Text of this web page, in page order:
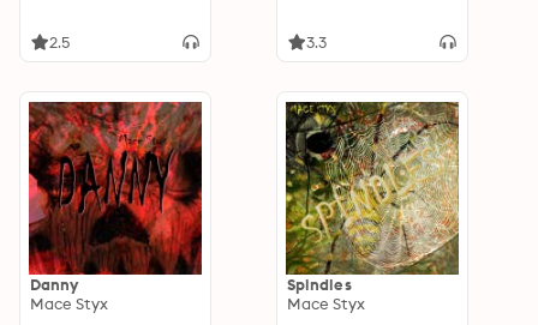
2.5 3.3
Danny
Mace Styx
Spindles
Mace Styx